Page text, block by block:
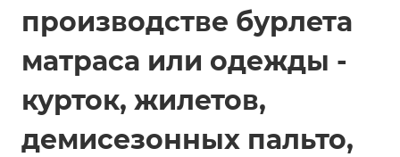
производстве бурлета
матраса или одежды -
курток, жилетов,
демисезонных пальто,